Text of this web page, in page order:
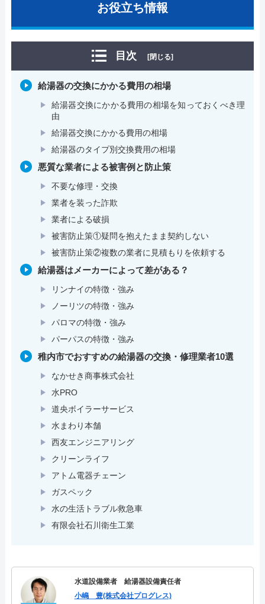
お役立ち情報
目次 [閉じる]
給湯器の交換にかかる費用の相場
給湯器交換にかかる費用の相場を知っておくべき理
由
給湯器交換にかかる費用の相場
給湯器のタイプ別交換費用の相場
悪質な業者による被害例と防止策
不要な修理・交換
業者を装った詐欺
業者による破損
被害防止策①疑問を抱えたまま契約しない
被害防止策②複数の業者に見積もりを依頼する
給湯器はメーカーによって差がある？
リンナイの特徴・強み
ノーリツの特徴・強み
パロマの特徴・強み
パーパスの特徴・強み
稚内市でおすすめの給湯器の交換・修理業者10選
なかせき商事株式会社
水PRO
道央ボイラーサービス
水まわり本舗
西友エンジニアリング
クリーンライフ
アトム電器チェーン
ガスペック
水の生活トラブル救急車
有限会社石川衛生工業
水道設備業者 給湯器設備責任者
小嶋 豊(株式会社プログレス)